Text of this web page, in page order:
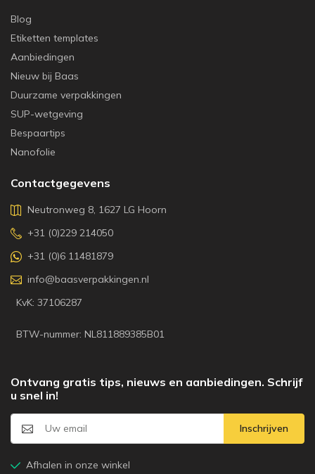
Blog
Etiketten templates
Aanbiedingen
Nieuw bij Baas
Duurzame verpakkingen
SUP-wetgeving
Bespaartips
Nanofolie
Contactgegevens
Neutronweg 8, 1627 LG Hoorn
+31 (0)229 214050
+31 (0)6 11481879
info@baasverpakkingen.nl
KvK: 37106287
BTW-nummer: NL811889385B01
Ontvang gratis tips, nieuws en aanbiedingen. Schrijf
u snel in!
Inschrijven
Afhalen in onze winkel